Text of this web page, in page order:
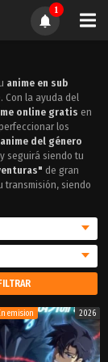
1
anime en sub
Con la ayuda del
online gratis en
los
anime del género
seguirá siendo tu
de gran
transmisión, siendo
FILTRAR
emision 2026